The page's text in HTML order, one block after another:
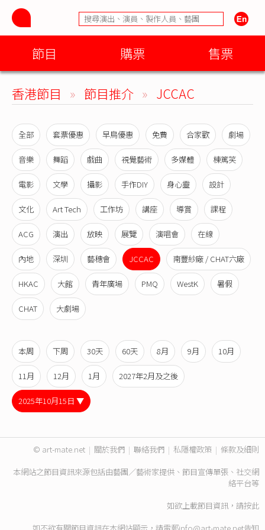
節目 購票 售票
香港節目 » 節目推介 » JCCAC
全部 套票優惠 早鳥優惠 免費 合家歡 劇場
音樂 舞蹈 戲曲 視覺藝術 多媒體 棟篤笑
電影 文學 攝影 手作DIY 身心靈 設計
文化 Art Tech 工作坊 講座 導賞 課程
ACG 演出 放映 展覽 演唱會 在線
內地 深圳 藝穗會 JCCAC 南豐紗廠 / CHAT六廠
HKAC 大館 青年廣場 PMQ WestK 暑假
CHAT 大劇場
本周 下周 30天 60天 8月 9月 10月
11月 12月 1月 2027年2月及之後
2025年10月15日 ▼
© art-mate.net | 關於我們 | 聯絡我們 | 私隱權政策 | 條款及細則
本網站之節目資訊來源包括由藝團／藝術家提供、節目宣傳單張、社交網
絡平台等
如欲上載節目資訊，請按此